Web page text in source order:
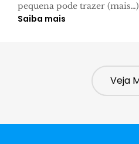
pequena pode trazer (mais…)
Saiba mais